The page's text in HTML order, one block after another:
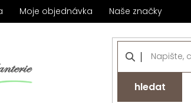
Moje objednávka Naše značky
hledat